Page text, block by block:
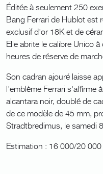
Éditée à seulement 250
Bang Ferrari de Hublot est
exclusif d'or 18K et de
Elle abrite le calibre Unico
heures de réserve de
Son cadran ajouré laisse
l'emblème Ferrari s'affirme
alcantara noir, doublé de
de ce modèle de 45 mm,
Stradtbredimus, le samedi
Estimation : 16 000/20